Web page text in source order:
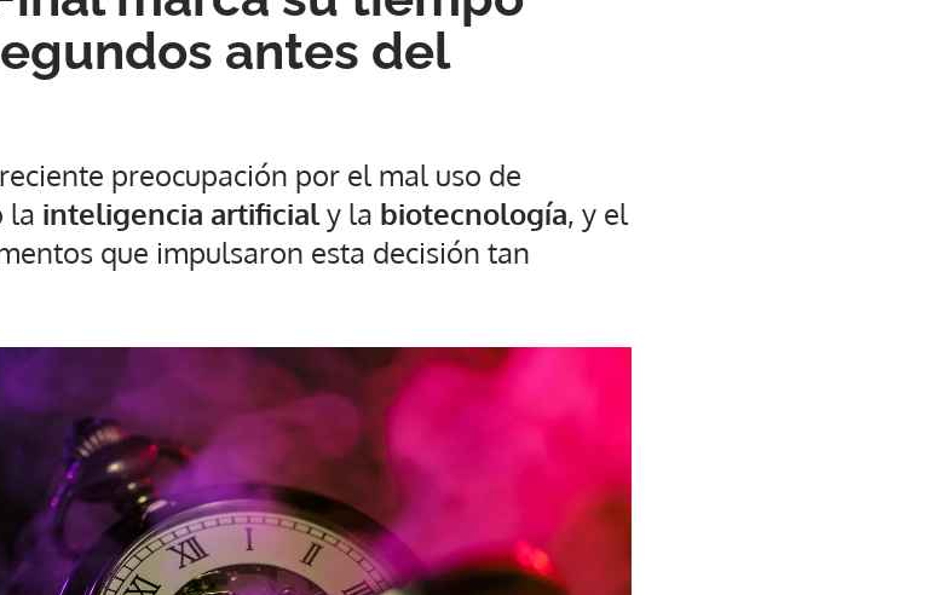
antes del
preocupación por el mal uso de
la inteligencia artificialy la biotecnología, y el
que impulsaron esta decisión tan